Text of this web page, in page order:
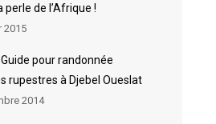
perle de l’Afrique !
2015
pour randonnée
rupestres à Djebel Oueslat
2014